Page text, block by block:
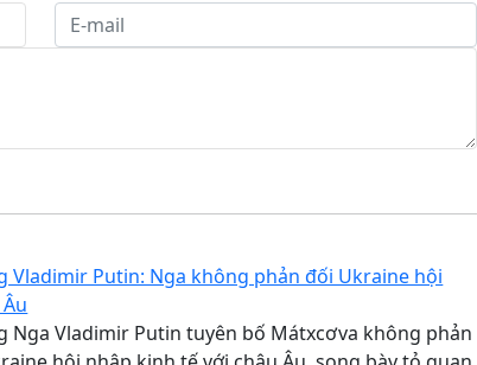
Vladimir Putin: Nga không phản đối Ukraine hội
Nga Vladimir Putin tuyên bố Mátxcơva không phản